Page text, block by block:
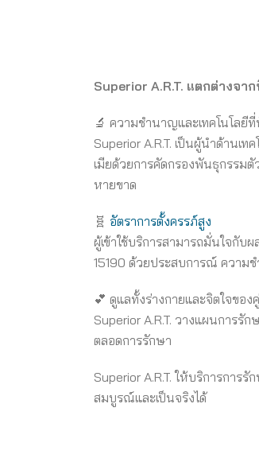
Superior A.R.T. แตกต่างจา
🔬 ความชำนาญและเทคโนโลยี
Superior A.R.T. เป็นผู้นำด้านเ
เมียด้วยการคัดกรองพันธุกรรมตั
หายขาด
🧬 อัตราการตั้งครรภ์สูง
ผู้เข้าใช้บริการสามารถมั่นใจกั
15190 ด้วยประสบการณ์ ความช
💕 ดูแลทั้งร่างกายและจิตใจของ
Superior A.R.T. วางแผนการรั
ตลอดการรักษา
Superior A.R.T. ให้บริการกา
สมบูรณ์และเป็นจริงได้